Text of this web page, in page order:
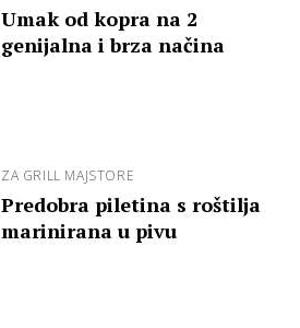
Umak od kopra na 2
genijalna i brza načina
ZA GRILL MAJSTORE
Predobra piletina s roštilja
marinirana u pivu